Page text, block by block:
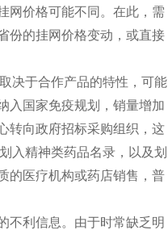
网价格可能不同。在此，需
份的挂网价格变动，或直接
决于合作产品的特性，可能
入国家免疫规划，销量增加
转向政府招标采购组织，这
入精神类药品名录，以及划
的医疗机构或药店销售，普
不利信息。由于时常缺乏明